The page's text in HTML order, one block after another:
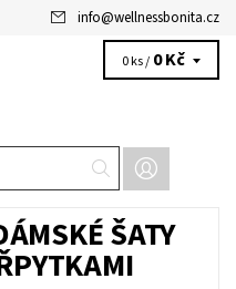
info@wellnessbonita.cz
0 ks / 0 Kč
ŠATY